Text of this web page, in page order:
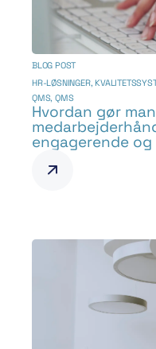
BLOG POST
HR-LØSNINGER,
QMS,QMS
Hvordan gør
engagerende